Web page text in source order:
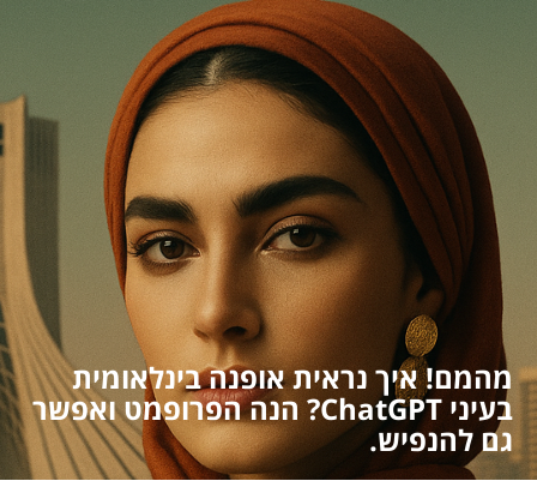
מהמם! איך נראית אופנה בינלאומית
בעיני ChatGPT? הנה הפרופמט ואפשר
גם להנפיש.